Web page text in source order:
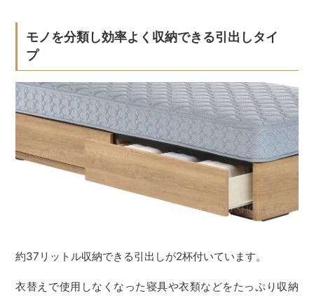
モノを分類し効率よく収納できる引出しタイ
プ
約37リットル収納できる引出しが2杯付いています。
衣替えで使用しなくなった寝具や衣類などをたっぷり収納